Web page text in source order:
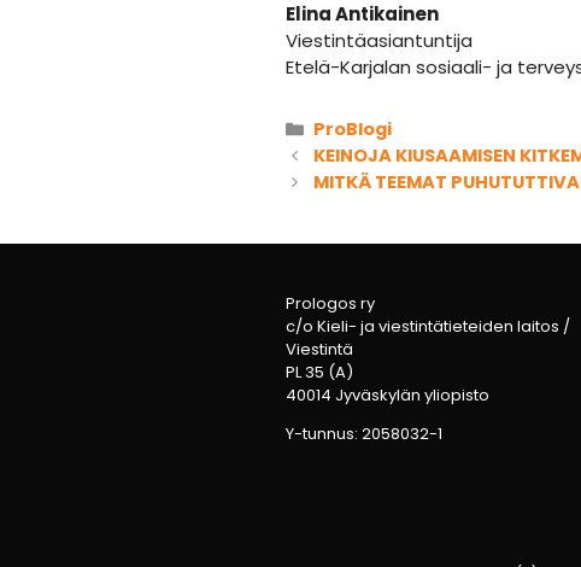
Elina Antikainen
Viestintäasiantuntija
Etelä-Karjalan sosiaali- ja
Kategoriat
ProBlogi
KEINOJA KIUSAAMISEN
MITKÄ TEEMAT
Prologos ry
c/o Kieli- ja viestintätieteiden laitos /
Viestintä
PL 35 (A)
40014 Jyväskylän yliopisto
Y-tunnus: 2058032-1